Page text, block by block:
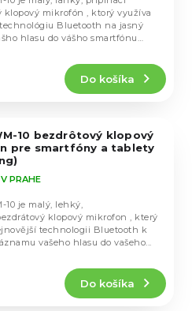
Do košíka
klopový mikrofón , ktorý využíva
Bluetooth na jasný
hlasu do vášho smartfónu
10 bezdrôtový klopový
pre smartfóny a tablety
PRAHE
Do košíka
10 je malý, lehký,
klopový mikrofon , který
technologii Bluetooth k
vašeho hlasu do vašeho...